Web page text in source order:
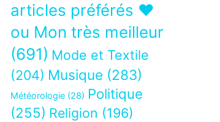
articles préférés ❤
ou Mon très meilleur
(691) Mode et Textile
(204) Musique (283)
Météorologie (28) Politique
(255) Religion (196)